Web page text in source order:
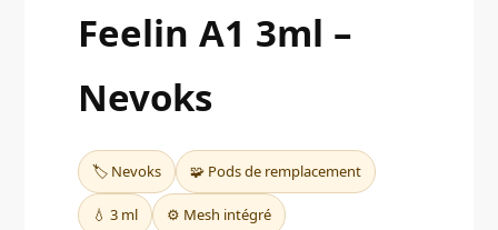
Feelin A1 3ml –
Nevoks
🏷️ Nevoks 🧩 Pods de remplacement
💧 3 ml ⚙️ Mesh intégré